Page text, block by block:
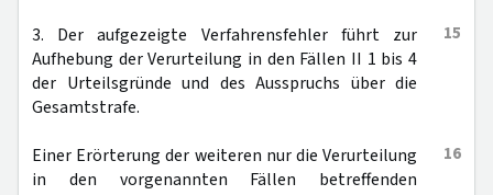
15
3. Der aufgezeigte Verfahrensfehler führt zur
Aufhebung der Verurteilung in den Fällen II 1 bis 4
der Urteilsgründe und des Ausspruchs über die
Gesamtstrafe.
16
Einer Erörterung der weiteren nur die Verurteilung
in den vorgenannten Fällen betreffenden